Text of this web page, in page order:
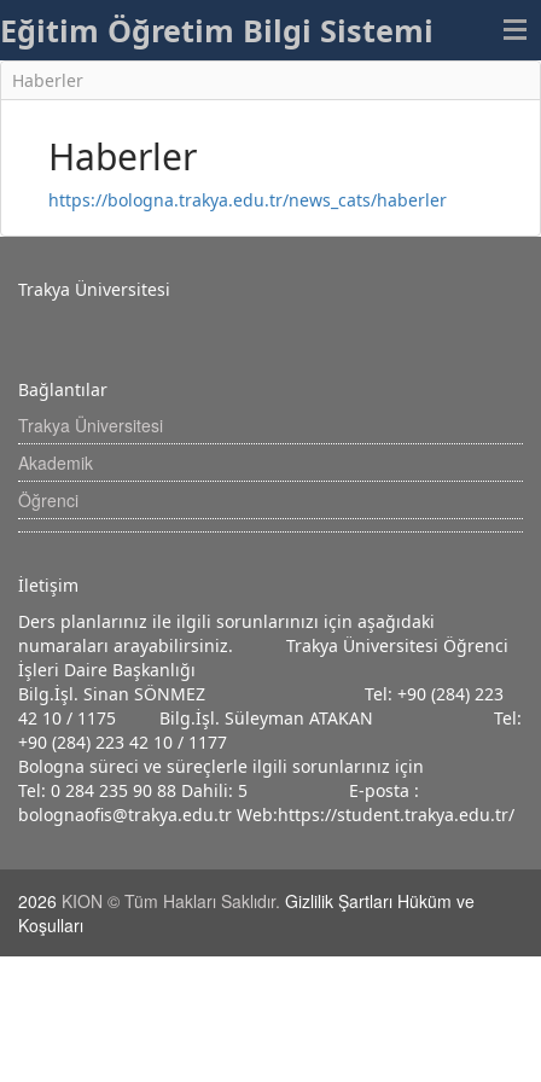
Eğitim Öğretim Bilgi Sistemi
Haberler
Haberler
https://bologna.trakya.edu.tr/news_cats/haberler
Trakya Üniversitesi
Bağlantılar
Trakya Üniversitesi
Akademik
Öğrenci
İletişim
Ders planlarınız ile ilgili sorunlarınızı için aşağıdaki
numaraları arayabilirsiniz. Trakya Üniversitesi Öğrenci
İşleri Daire Başkanlığı
Bilg.İşl. Sinan SÖNMEZ Tel: +90 (284) 223
42 10 / 1175 Bilg.İşl. Süleyman ATAKAN Tel:
+90 (284) 223 42 10 / 1177
Bologna süreci ve süreçlerle ilgili sorunlarınız için
Tel: 0 284 235 90 88 Dahili: 5 E-posta :
bolognaofis@trakya.edu.tr Web:https://student.trakya.edu.tr/
2026 KION © Tüm Hakları Saklıdır. Gizlilik Şartları Hüküm ve
Koşulları